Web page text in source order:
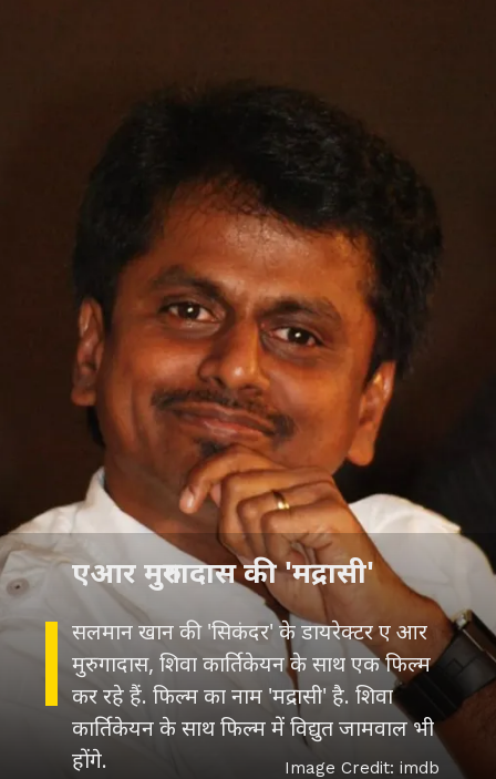
सलमान खान की 'सिकंदर' के डायरेक्टर ए आर
मुरुगादास, शिवा कार्तिकेयन के साथ एक फिल्म
कर रहे हैं. फिल्म का नाम 'मद्रासी' है. शिवा
कार्तिकेयन के साथ फिल्म में विद्युत जामवाल भी
होंगे.
एआर मुरुगादास की 'मद्रासी'
Image Credit: imdb